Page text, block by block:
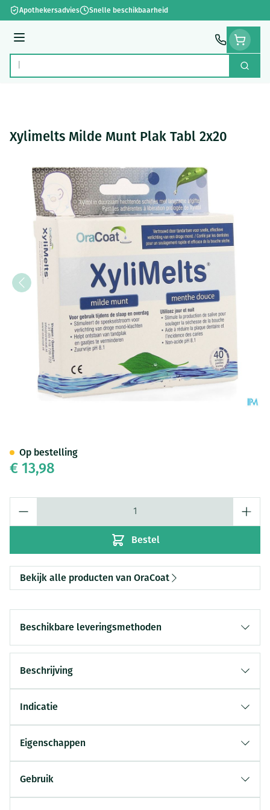
Ga naar de inhoud
Apothekersadvies Snelle beschikbaarheid
Menu
Product, merk, categorie... Zoek
Xylimelts Milde Munt Plak Tabl 2x20
€ 13,98
Bestel
Op bestelling
Bekijk alle producten van OraCoat
Beschikbare leveringsmethoden
Beschrijving
Indicatie
Eigenschappen
Gebruik